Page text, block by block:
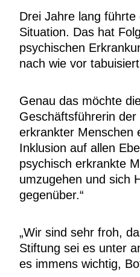
Drei Jahre lang
Situation. Das hat
psychischen
nach wie vor
Genau das möchte
Geschäftsführerin
erkrankter Menschen
Inklusion auf allen
psychisch erkrankte
umzugehen und sich
gegenüber.“
„Wir sind sehr froh,
Stiftung sei es unter
es immens wichtig,